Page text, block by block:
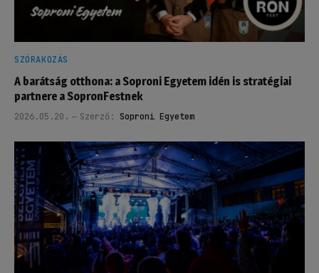
SZÓRAKOZÁS
A barátság otthona: a Soproni Egyetem idén is stratégiai
partnere a SopronFestnek
2026.05.20. Szerző: Soproni Egyetem